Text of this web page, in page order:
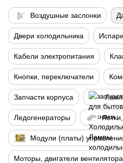
Воздушные заслонки
Двери холодильника
Кабели электропитания
Кнопки, переключатели
Запчасти корпуса
Ледогенераторы
Модули (платы)
Моторы, двигатели вентилятора